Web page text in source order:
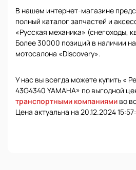
В нашем интернет-магазине
полный каталог запчастей и
«Русская механика» (снегоходы,
Более 30000 позиций в наличии
мотосалона «Discovery».
У нас вы всегда можете купить «
43G4340 YAMAHA» по выгодной
транспортными компаниями во
Цена актуальна на 20.12.2024